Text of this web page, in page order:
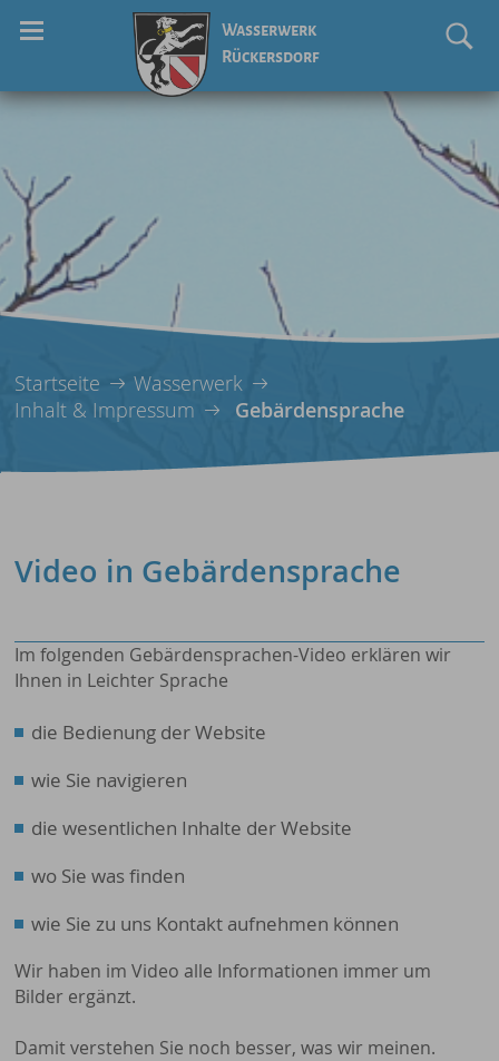
Wasserwerk
Rückersdorf
Startseite
Wasserwerk
Inhalt & Impressum
Gebärdensprache
Video in Gebärdensprache
Im folgenden Gebärdensprachen-Video erklären wir
Ihnen in Leichter Sprache
die Bedienung der Website
wie Sie navigieren
die wesentlichen Inhalte der Website
wo Sie was finden
wie Sie zu uns Kontakt aufnehmen können
Wir haben im Video alle Informationen immer um
Bilder ergänzt.
Damit verstehen Sie noch besser, was wir meinen.